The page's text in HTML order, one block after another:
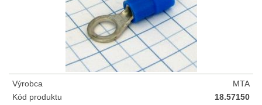
Výrobca
MTA
Kód produktu
18.57150